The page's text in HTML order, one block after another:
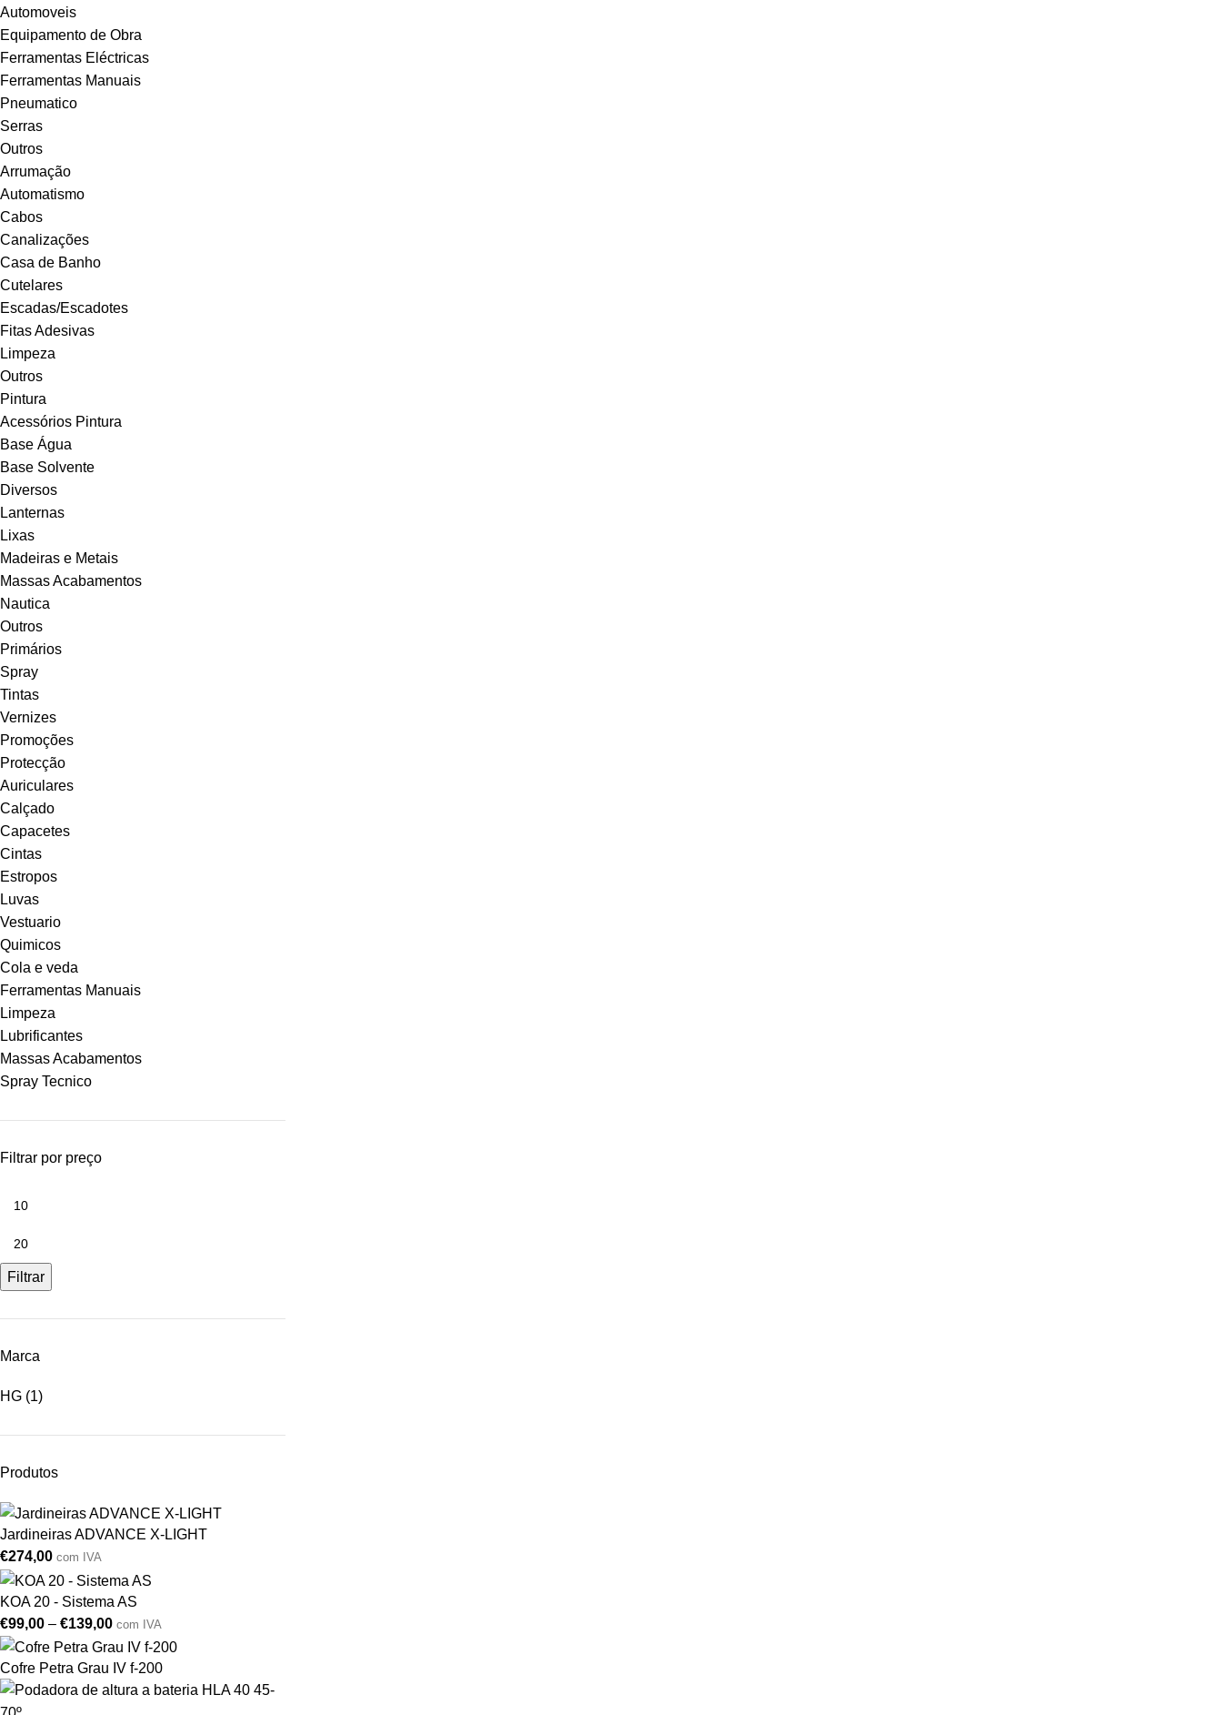
Automoveis
Equipamento de Obra
Ferramentas Eléctricas
Ferramentas Manuais
Pneumatico
Serras
Outros
Arrumação
Automatismo
Cabos
Canalizações
Casa de Banho
Cutelares
Escadas/Escadotes
Fitas Adesivas
Limpeza
Outros
Pintura
Acessórios Pintura
Base Água
Base Solvente
Diversos
Lanternas
Lixas
Madeiras e Metais
Massas Acabamentos
Nautica
Outros
Primários
Spray
Tintas
Vernizes
Promoções
Protecção
Auriculares
Calçado
Capacetes
Cintas
Estropos
Luvas
Vestuario
Quimicos
Cola e veda
Ferramentas Manuais
Limpeza
Lubrificantes
Massas Acabamentos
Spray Tecnico
Filtrar por preço
Filtrar
Marca
HG (1)
Produtos
Jardineiras ADVANCE X-LIGHT
€274,00 com IVA
KOA 20 - Sistema AS
€99,00 – €139,00 com IVA
Cofre Petra Grau IV f-200